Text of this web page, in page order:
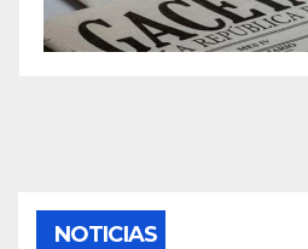
NOTICIAS